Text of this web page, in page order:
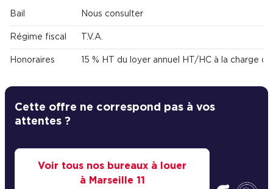
Bail Nous consulter
Régime fiscal T.V.A.
Honoraires 15 % HT du loyer annuel HT/HC à la charge
Cette offre ne correspond pas à vos
attentes ?
Voir tous nos bureaux à louer
à Marseille 11